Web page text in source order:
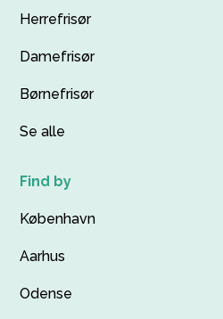
Herrefrisør
Damefrisør
Børnefrisør
Se alle
Find by
København
Aarhus
Odense